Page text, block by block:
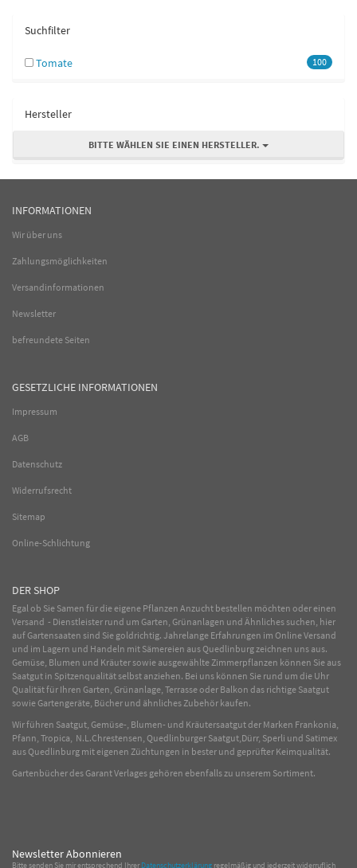
Suchfilter
100
Tomate
Hersteller
BITTE WÄHLEN SIE EINEN HERSTELLER.
INFORMATIONEN
Wir über uns
Zahlungsmöglichkeiten
Versandinformationen
Newsletter
befreundete Seiten
GESETZLICHE INFORMATIONEN
Impressum
AGB
Datenschutz
Widerrufsrecht
Sitemap
Online-Schlichtung
DER SHOP
Egal ob Sie Samen für die eigene Pflanzen Anzucht bestellen möchten oder einen
Versand - Dienstleister rund um Garten, Grünanlagen und Ähnliches suchen, hier
auf Gartensaaten sind Sie goldrichtig. Jahrelange Erfahrungen im OnlineVersand
und im Lagern und Handeln mit Sämereien aus Quedlinburg zeichnen uns aus.
Gemüse, Blumen und Kräuter sowie ausgewählteZimmerpflanzen können Sie aus
Saatgut in Spitzenqualität selbst anziehen. Bei uns können Sie rund um die Uhr
Qualität für Ihren Garten, Grünanlage, Terrasse oder Balkon das richtige Saatgut
sowie Gartengeräte, Bücher und ähnliches Zubehör kaufen.
Wir führen Saatgut, Gemüse-, Blumen- und Kräutersaatgut der Marken Frankonia,
Pfann, Tropica, N.L.Chrestensen, Quedlinburger Saatgut,Dürr, Sperli und Satimex
aus Quedlinburg mit eigenen Züchtungen in bester und geprüfter Keimqualität.
Gartenbücher des Garant Verlages gehören ebenfalls zu unserem Sortiment.
Newsletter Abonnieren
Bitte senden Sie mir entsprechend IhrerDatenschutzerklärung regelmäßig und jederzeit widerruflich